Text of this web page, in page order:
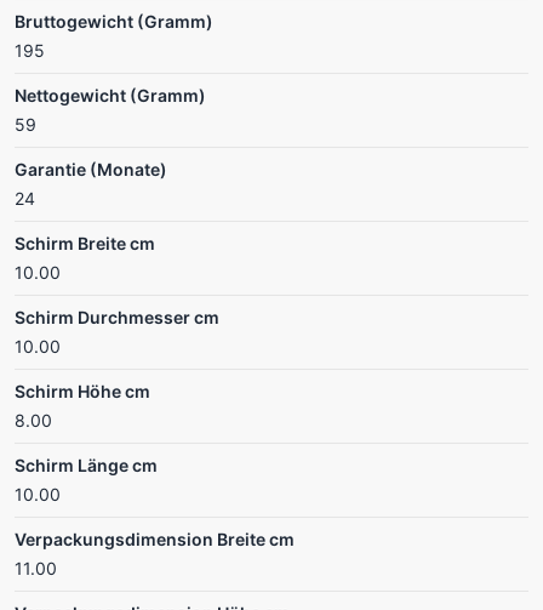
Bruttogewicht (Gramm)
195
Nettogewicht (Gramm)
59
Garantie (Monate)
24
Schirm Breite cm
10.00
Schirm Durchmesser cm
10.00
Schirm Höhe cm
8.00
Schirm Länge cm
10.00
Verpackungsdimension Breite cm
11.00